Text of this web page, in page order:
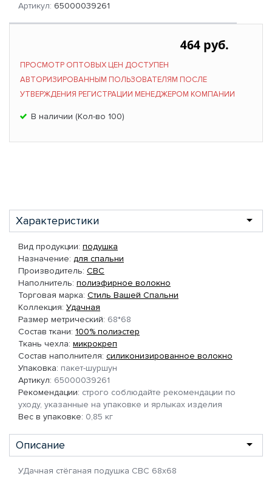
Артикул: 65000039261
464 руб.
ПРОСМОТР ОПТОВЫХ ЦЕН ДОСТУПЕН
АВТОРИЗИРОВАННЫМ ПОЛЬЗОВАТЕЛЯМ ПОСЛЕ
УТВЕРЖДЕНИЯ РЕГИСТРАЦИИ МЕНЕДЖЕРОМ КОМПАНИИ
В наличии (Кол-во 100)
Характеристики
Вид продукции: подушка
Назначение: для спальни
Производитель: СВС
Наполнитель: полиэфирное волокно
Торговая марка: Стиль Вашей Спальни
Коллекция: Удачная
Размер метрический: 68*68
Состав ткани: 100% полиэстер
Ткань чехла: микрокреп
Состав наполнителя: силиконизированное волокно
Упаковка: пакет-шуршун
Артикул: 65000039261
Рекомендации: строго соблюдайте рекомендации по
уходу, указанные на упаковке и ярлыках изделия
Вес в упаковке: 0,85 кг
Описание
УДачная стёганая подушка СВС 68х68